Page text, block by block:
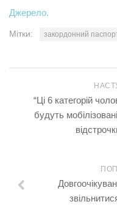
Джерело.
Мітки: закордонний
“Ці 6 категорій
будуть